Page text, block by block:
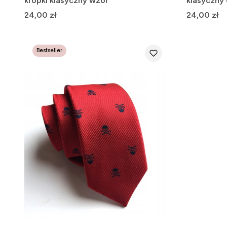
Cena
24,00 zł
Cena
24,00 zł
Bestseller